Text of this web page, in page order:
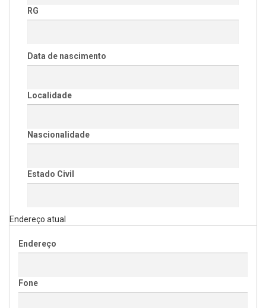
RG
Data de nascimento
Localidade
Nascionalidade
Estado Civil
Endereço atual
Endereço
Fone